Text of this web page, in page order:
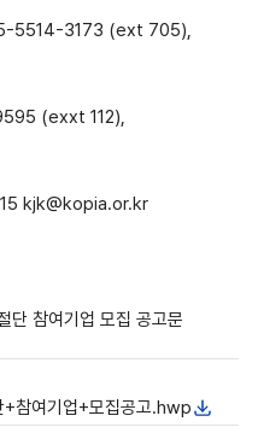
5514-3173 (ext 705),
(exxt 112),
kjk@kopia.or.kr
단 참여기업 모집 공고문
+참여기업+모집공고.hwp